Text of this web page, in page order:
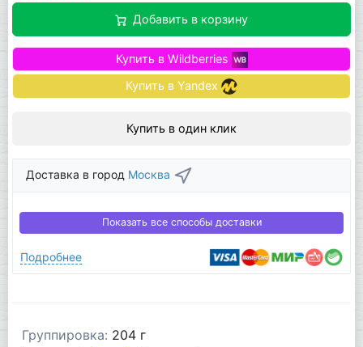
Добавить в корзину
Купить в Wildberries
Купить в Yandex
Купить в один клик
Доставка в город Москва
Показать все способы доставки
Подробнее
Группировка: 204 г